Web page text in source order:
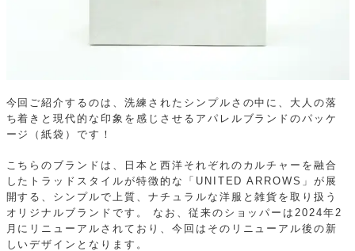
今回ご紹介するのは、洗練されたシンプルさの中に、大人の落
ち着きと現代的な印象を感じさせるアパレルブランドのパッケ
ージ（紙袋）です！
こちらのブランドは、日本と西洋それぞれのカルチャーを融合
したトラッドスタイルが特徴的な「UNITED ARROWS」が展
開する、シンプルで上質、ナチュラルな洋服と雑貨を取り扱う
オリジナルブランドです。
なお、従来のショッパーは2024年2
月にリニューアルされており、今回はそのリニューアル後の新
しいデザインとなります。